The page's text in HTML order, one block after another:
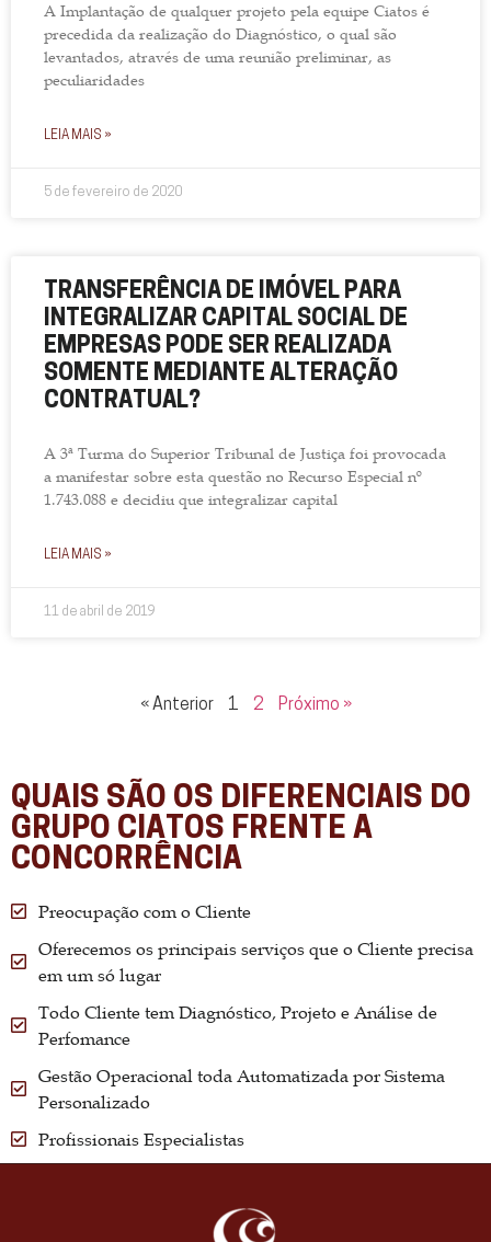
A Implantação de qualquer projeto pela equipe Ciatos é
precedida da realização do Diagnóstico, o qual são
levantados, através de uma reunião preliminar, as
peculiaridades
LEIA MAIS »
5 de fevereiro de 2020
TRANSFERÊNCIA DE IMÓVEL PARA
INTEGRALIZAR CAPITAL SOCIAL DE
EMPRESAS PODE SER REALIZADA
SOMENTE MEDIANTE ALTERAÇÃO
CONTRATUAL?
A 3ª Turma do Superior Tribunal de Justiça foi provocada
a manifestar sobre esta questão no Recurso Especial nº
1.743.088 e decidiu que integralizar capital
LEIA MAIS »
11 de abril de 2019
« Anterior 1 2 Próximo »
QUAIS SÃO OS DIFERENCIAIS DO
GRUPO CIATOS FRENTE A
CONCORRÊNCIA
Preocupação com o Cliente
Oferecemos os principais serviços que o Cliente precisa
em um só lugar
Todo Cliente tem Diagnóstico, Projeto e Análise de
Perfomance
Gestão Operacional toda Automatizada por Sistema
Personalizado
Profissionais Especialistas